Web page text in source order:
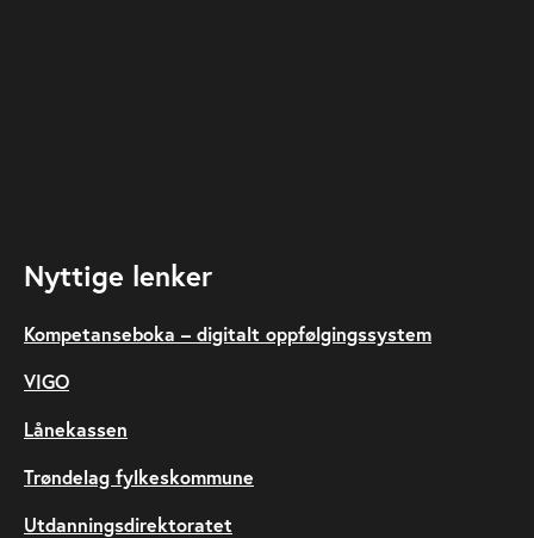
Nyttige lenker
Kompetanseboka – digitalt oppfølgingssystem
VIGO
Lånekassen
Trøndelag fylkeskommune
Utdanningsdirektoratet